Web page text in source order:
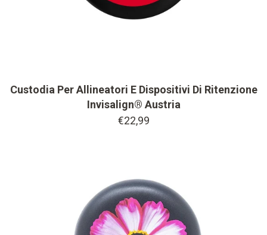
Custodia Per Allineatori E Dispositivi Di Ritenzione
Invisalign® Austria
€22,99